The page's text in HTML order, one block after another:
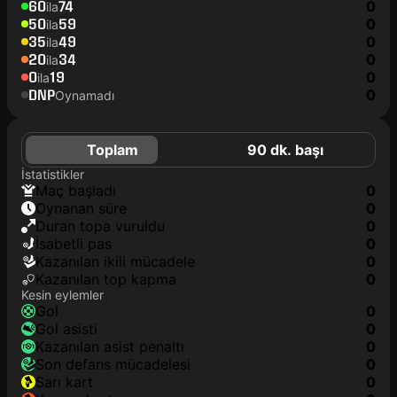
60ila74 0
50ila59 0
35ila49 0
20ila34 0
0ila19 0
DNPOynamadı 0
Toplam 90 dk. başı
İstatistikler
maç başladı
0
oynanan süre
0
duran topa vuruldu
0
isabetli pas
0
kazanılan ikili mücadele
0
kazanılan top kapma
0
Kesin eylemler
gol
0
gol asisti
0
kazanılan asist penaltı
0
son defans mücadelesi
0
sarı kart
0